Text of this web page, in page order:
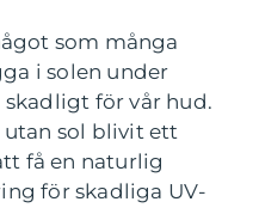
som många
i solen under
för vår hud.
sol blivit ett
få en naturlig
för skadliga UV-